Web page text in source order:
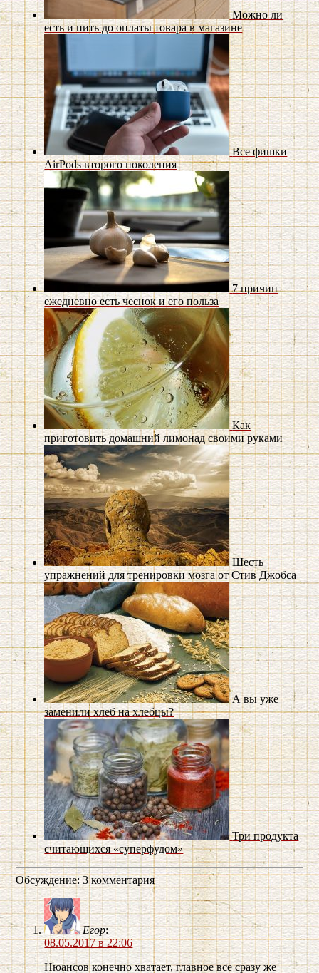
Можно ли
есть и пить до оплаты товара в магазине
Все фишки
AirPods второго поколения
7 причин
ежедневно есть чеснок и его польза
Как
приготовить домашний лимонад своими руками
Шесть
упражнений для тренировки мозга от Стив Джобса
А вы уже
заменили хлеб на хлебцы?
Три продукта
считающихся «суперфудом»
Обсуждение: 3 комментария
Егор:
08.05.2017 в 22:06
Нюансов конечно хватает, главное все сразу же